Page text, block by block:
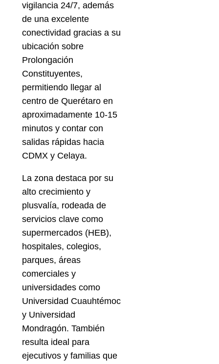
vigilancia 24/7, además
de una excelente
conectividad gracias a su
ubicación sobre
Prolongación
Constituyentes,
permitiendo llegar al
centro de Querétaro en
aproximadamente 10-15
minutos y contar con
salidas rápidas hacia
CDMX y Celaya.
La zona destaca por su
alto crecimiento y
plusvalía, rodeada de
servicios clave como
supermercados (HEB),
hospitales, colegios,
parques, áreas
comerciales y
universidades como
Universidad Cuauhtémoc
y Universidad
Mondragón. También
resulta ideal para
ejecutivos y familias que